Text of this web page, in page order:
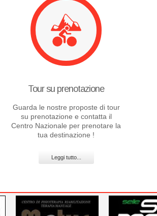
Tour su prenotazione
Guarda le nostre proposte di tour
su prenotazione e contatta il
Centro Nazionale per prenotare la
tua destinazione !
Leggi tutto...